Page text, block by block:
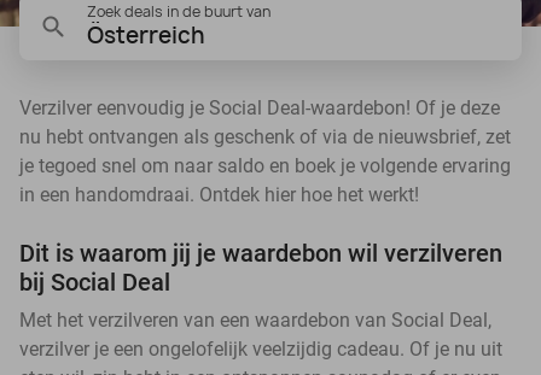
Zoek deals in de buurt van
Österreich
Verzilver eenvoudig je Social Deal-waardebon! Of je deze
nu hebt ontvangen als geschenk of via de nieuwsbrief, zet
je tegoed snel om naar saldo en boek je volgende ervaring
in een handomdraai. Ontdek hier hoe het werkt!
Dit is waarom jij je waardebon wil verzilveren
bij Social Deal
Met het verzilveren van een waardebon van Social Deal,
verzilver je een ongelofelijk veelzijdig cadeau. Of je nu uit